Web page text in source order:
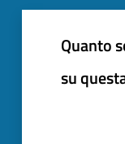
Quanto
su